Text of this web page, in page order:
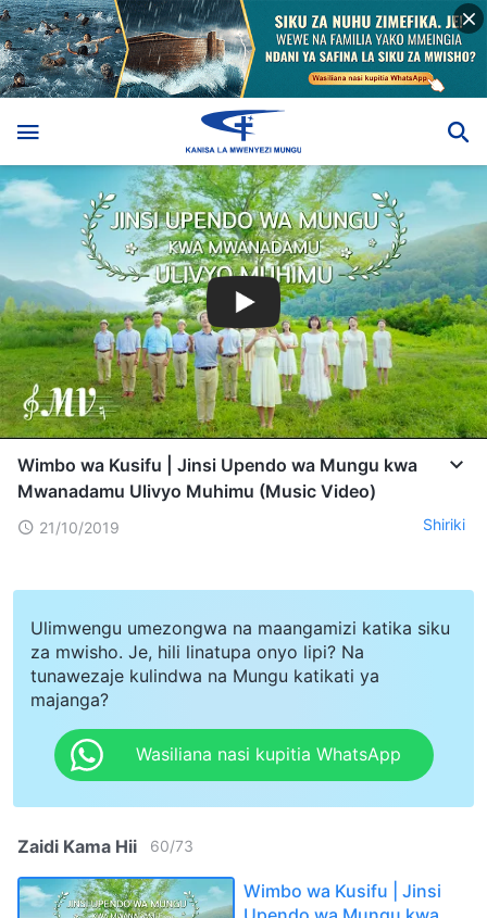
Wimbo wa Kusifu | Jinsi Upendo wa Mungu kwa
Mwanadamu Ulivyo Muhimu (Music Video)
21/10/2019 Shiriki
Ulimwengu umezongwa na maangamizi katika siku
za mwisho. Je, hili linatupa onyo lipi? Na
tunawezaje kulindwa na Mungu katikati ya
majanga?
Wasiliana nasi kupitia WhatsApp
Zaidi Kama Hii 60/73
Wimbo wa Kusifu | Jinsi